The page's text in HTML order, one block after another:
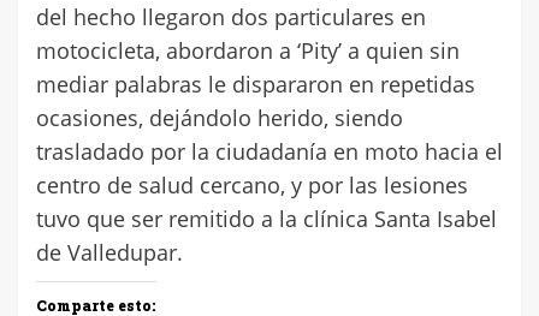
del hecho llegaron dos particulares en
motocicleta, abordaron a ‘Pity’ a quien sin
mediar palabras le dispararon en repetidas
ocasiones, dejándolo herido, siendo
trasladado por la ciudadanía en moto hacia el
centro de salud cercano, y por las lesiones
tuvo que ser remitido a la clínica Santa Isabel
de Valledupar.
Comparte esto: